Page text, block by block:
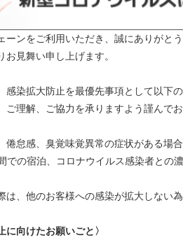
ーンをご利用いただき、誠にありがと
見舞い申し上げます。
感染拡大防止を最優先事項として以下
ご理解、ご協力を承りますよう謹んでお
倦怠感、臭覚味覚異常の症状がある場合
での宿泊、コロナウイルス感染者との濃
は、他のお客様への感染が拡大しない
に向けたお願いごと〉